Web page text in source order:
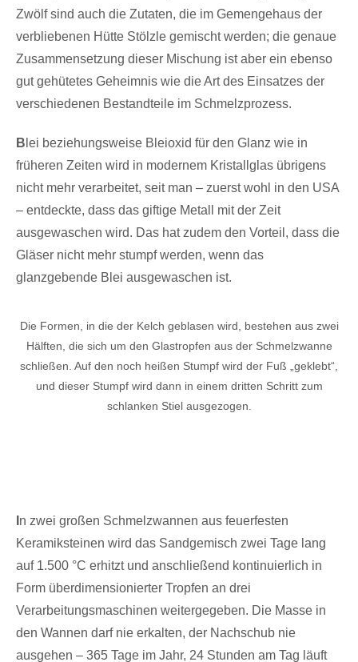
Zwölf sind auch die Zutaten, die im Gemengehaus der
verbliebenen Hütte Stölzle gemischt werden; die genaue
Zusammensetzung dieser Mischung ist aber ein ebenso
gut gehütetes Geheimnis wie die Art des Einsatzes der
verschiedenen Bestandteile im Schmelzprozess.
B lei beziehungsweise Bleioxid für den Glanz wie in
früheren Zeiten wird in modernem Kristallglas übrigens
nicht mehr verarbeitet, seit man – zuerst wohl in den USA
– entdeckte, dass das giftige Metall mit der Zeit
ausgewaschen wird. Das hat zudem den Vorteil, dass die
Gläser nicht mehr stumpf werden, wenn das
glanzgebende Blei ausgewaschen ist.
Die Formen, in die der Kelch geblasen wird, bestehen aus zwei
Hälften, die sich um den Glastropfen aus der Schmelzwanne
schließen. Auf den noch heißen Stumpf wird der Fuß „geklebt“,
und dieser Stumpf wird dann in einem dritten Schritt zum
schlanken Stiel ausgezogen.
n zwei großen Schmelzwannen aus feuerfesten
Keramiksteinen wird das Sandgemisch zwei Tage lang
auf 1.500 °C erhitzt und anschließend kontinuierlich in
Form überdimensionierter Tropfen an drei
Verarbeitungsmaschinen weitergegeben. Die Masse in
den Wannen darf nie erkalten, der Nachschub nie
ausgehen – 365 Tage im Jahr, 24 Stunden am Tag läuft